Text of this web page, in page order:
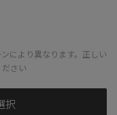
により異なります。正しい
さい
択